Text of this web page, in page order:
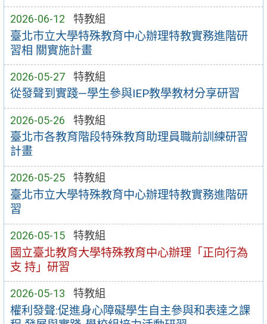
2026-06-12 特教組
臺北市立大學特殊教育中心辦理特教實務進階研
習相 關實施計畫
2026-05-27 特教組
從發聲到實踐—學生參與IEP教學教材分享研習
2026-05-26 特教組
臺北市各教育階段特殊教育助理員職前訓練研習
計畫
2026-05-25 特教組
臺北市立大學特殊教育中心辦理特教實務進階研
習
2026-05-15 特教組
國立臺北教育大學特殊教育中心辦理「正向行為
支 持」研習
2026-05-13 特教組
權利發聲:促進身心障礙學生自主參與和表達之課